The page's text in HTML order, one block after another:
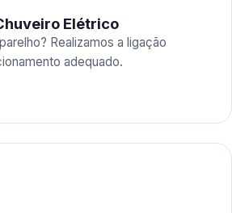
Elétrico
Realizamos a ligação
adequado.